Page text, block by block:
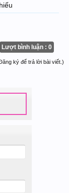
Lượt bình luận : 0
ký để trả lời bài viết.)